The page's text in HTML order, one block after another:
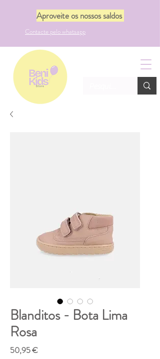
Aproveite os nossos saldos
Contacte pelo whatsapp
Blanditos - Bota Lima
Rosa
50,95 €Preço